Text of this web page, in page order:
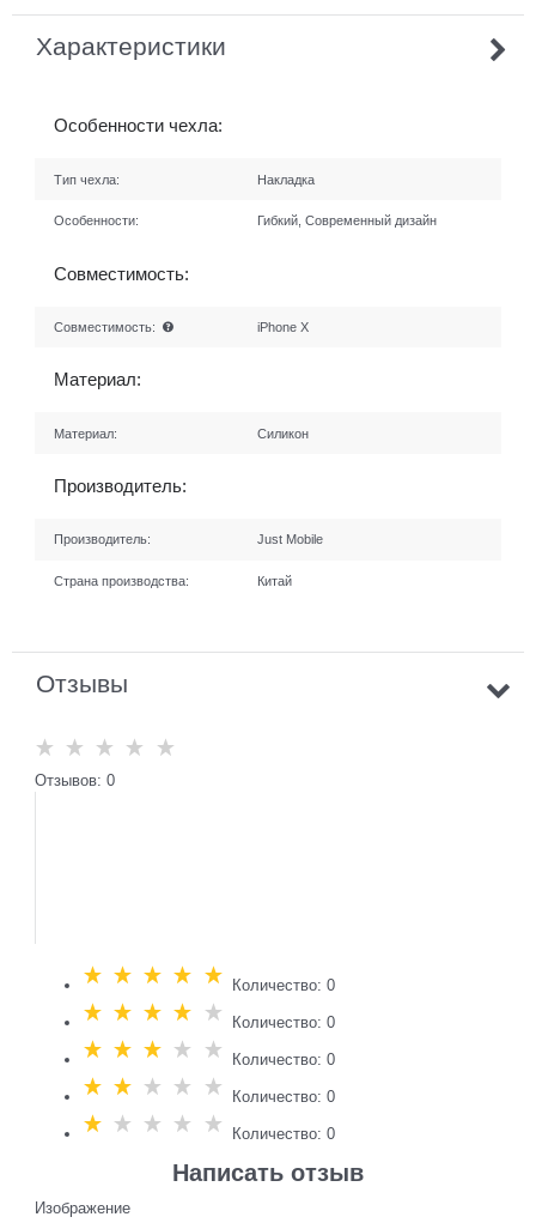
Характеристики
Особенности чехла:
Тип чехла: Накладка
Особенности: Гибкий, Современный дизайн
Совместимость:
Совместимость: iPhone X
Материал:
Материал: Силикон
Производитель:
Производитель: Just Mobile
Страна производства: Китай
Отзывы
Отзывов: 0
Количество: 0
Количество: 0
Количество: 0
Количество: 0
Количество: 0
Написать отзыв
Изображение